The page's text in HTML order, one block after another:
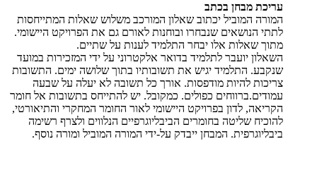
עריכת מבחן בכתב
המורה המוביל יכתוב שאלון המורכב משלוש שאלות המתייחסות
לתתי הנושאים שנבחרו ובוחנות לאורם גם את הפרויקט היישומי.
מתוך שאלות אלו יבחר התלמיד לענות על שתיים.
השאלון יועבר לתלמיד בדואר אלקטרוני על ידי המזכירות במועד
שנקבע. התלמיד יגיש את תשובותיו בתוך שלושה ימים. התשובות
צריכות להיות מודפסות. אורך כל תשובה לא יעלה על שבעה
עמודים.ברווחים כפולים. כמקובל. יש להתייחס בתשובות אל חומר
הקריאה, לדון בפרויקט היישומי לאור החומר המחקרי והתיאורטי,
להוכיח שליטה בחומרים הביבליוגרפיים הנלווים ולצרף רשימה
ביבליוגרפית. המבחן ייבדק על-ידי המורה המוביל ומורה נוסף.